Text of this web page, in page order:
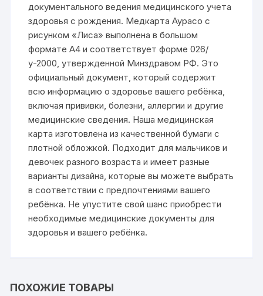
документального ведения медицинского учета
здоровья с рождения. Медкарта Аурасо с
рисунком «Лиса» выполнена в большом
формате А4 и соответствует форме 026/
у-2000, утвержденной Минздравом РФ. Это
официальный документ, который содержит
всю информацию о здоровье вашего ребёнка,
включая прививки, болезни, аллергии и другие
медицинские сведения. Наша медицинская
карта изготовлена из качественной бумаги с
плотной обложкой. Подходит для мальчиков и
девочек разного возраста и имеет разные
варианты дизайна, которые вы можете выбрать
в соответствии с предпочтениями вашего
ребёнка. Не упустите свой шанс приобрести
необходимые медицинские документы для
здоровья и вашего ребёнка.
ПОХОЖИЕ ТОВАРЫ